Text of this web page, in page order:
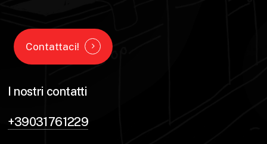
Contattaci!
I nostri contatti
+39031761229